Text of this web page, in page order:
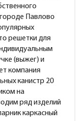
Павлово
решетки для
(выжег) и
компания
канистр 20
на
ряд изделий
каркасный